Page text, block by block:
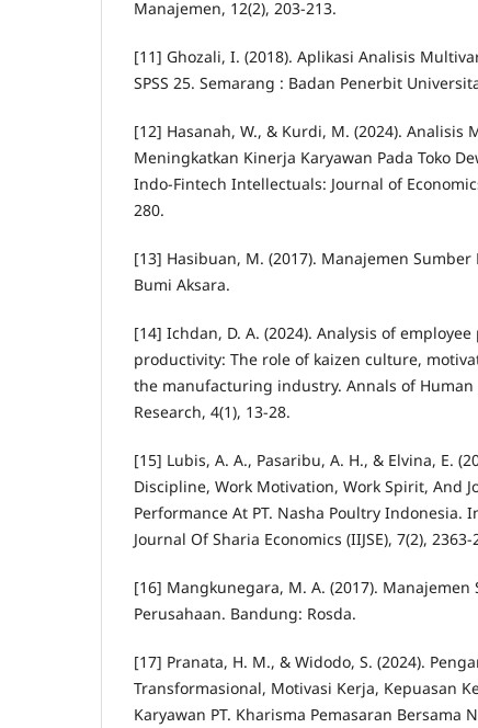
Manajemen, 12(2), 203-213.
[11] Ghozali, I. (2018). Aplikasi Analisis
SPSS 25. Semarang : Badan Penerbit
[12] Hasanah, W., & Kurdi, M. (2024). Analisis
Meningkatkan Kinerja Karyawan Pada Toko
Indo-Fintech Intellectuals: Journal of
280.
[13] Hasibuan, M. (2017). Manajemen Sumber
Bumi Aksara.
[14] Ichdan, D. A. (2024). Analysis of
productivity: The role of kaizen culture,
the manufacturing industry. Annals of Human
Research, 4(1), 13-28.
[15] Lubis, A. A., Pasaribu, A. H., & Elvina, E.
Discipline, Work Motivation, Work Spirit, And
Performance At PT. Nasha Poultry
Journal Of Sharia Economics (IIJSE), 7(2), 2363-
[16] Mangkunegara, M. A. (2017). Manajemen
Perusahaan. Bandung: Rosda.
[17] Pranata, H. M., & Widodo, S. (2024).
Transformasional, Motivasi Kerja, Kepuasan
Karyawan PT. Kharisma Pemasaran Bersama